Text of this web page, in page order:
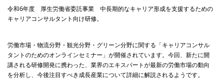
令和6年度 厚生労働省委託事業 中長期的なキャリア形成を支援するための
キャリアコンサルタント向け研修。
労働市場・物流分野・観光分野・グリーン分野に関する「キャリアコンサル
タントのためのオンラインセミナー」が開催されています。今回、新たに開
講される研修開発に携わった、業界のエキスパートが最新の労働市場の動向
を分析し、今後注目すべき成長産業について詳細に解説されるようです。